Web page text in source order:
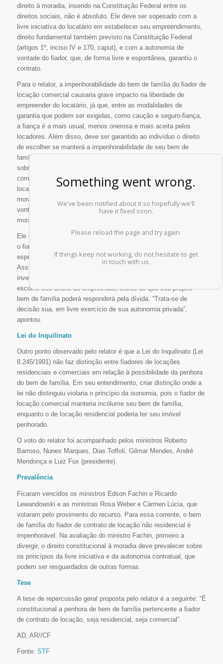
direito à moradia, inserido na Constituição Federal entre os
direitos sociais, não é absoluto. Ele deve ser sopesado com a
livre iniciativa do locatário em estabelecer seu empreendimento,
direito fundamental também previsto na Constituição Federal
(artigos 1º, inciso IV e 170, caput), e com a autonomia de
vontade do fiador, que, de forma livre e espontânea, garantiu o
contrato.
Para o relator, a impenhorabilidade do bem de família do fiador de
locação comercial causaria grave impacto na liberdade de
empreender do locatário, já que, entre as modalidades de
garantia que podem ser exigidas, como caução e seguro-fiança,
a fiança é a mais usual, menos onerosa e mais aceita pelos
locadores. Além disso, deve ser garantido ao indivíduo o direito
de escolher se manterá a impenhorabilidade de seu bem de
família, conforme a regra geral da Lei 8.009/1990, que dispõe
sobre a matéria, ou se será fiador, consentindo expressamente
com a constrição de seu bem no caso de inadimplemento do
locatário. “A livre iniciativa não deve encontrar limite no direito à
moradia quando o próprio detentor desse direito, por sua própria
vontade, assume obrigação capaz de limitar seu direito à
moradia”, afirmou.
Ele destacou, ainda, que, nos aluguéis comerciais, muitas vezes
o fiador é o próprio sócio da pessoa jurídica afiançada,
especialmente em se tratando de micro e pequena empresa.
Assim, o empreendedor pode liberar seu capital financeiro para
investi-lo no próprio negócio, enquanto o fiador, também sócio,
escolhe seu direito de empreender, ciente de que seu próprio
bem de família poderá responderá pela dívida. “Trata-se de
decisão sua, em livre exercício de sua autonomia privada”,
apontou.
Lei do Inquilinato
Outro ponto observado pelo relator é que a Lei do Inquilinato (Lei
8.245/1991) não faz distinção entre fiadores de locações
residenciais e comerciais em relação à possibilidade da penhora
do bem de família. Em seu entendimento, criar distinção onde a
lei não distinguiu violaria o princípio da isonomia, pois o fiador de
locação comercial manteria incólume seu bem de família,
enquanto o de locação residencial poderia ter seu imóvel
penhorado.
O voto do relator foi acompanhado pelos ministros Roberto
Barroso, Nunes Marques, Dias Toffoli, Gilmar Mendes, André
Mendonça e Luiz Fux (presidente).
Prevalência
Ficaram vencidos os ministros Edson Fachin e Ricardo
Lewandowski e as ministras Rosa Weber e Cármen Lúcia, que
votaram pelo provimento do recurso. Para essa corrente, o bem
de família do fiador de contrato de locação não residencial é
impenhorável. Na avaliação do ministro Fachin, primeiro a
divergir, o direito constitucional à moradia deve prevalecer sobre
os princípios da livre iniciativa e da autonomia contratual, que
podem ser resguardados de outras formas.
Tese
A tese de repercussão geral proposta pelo relator é a seguinte: “É
constitucional a penhora de bem de família pertencente a fiador
de contrato de locação, seja residencial, seja comercial”.
AD, AR//CF
Fonte: STF